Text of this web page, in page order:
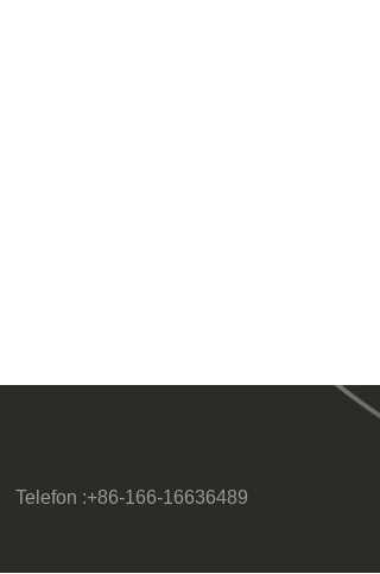
Telefon :+86-166-16636489